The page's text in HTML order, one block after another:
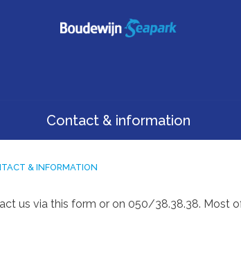
Contact & information
& INFORMATION
us via this form or on 050/38.38.38. Most